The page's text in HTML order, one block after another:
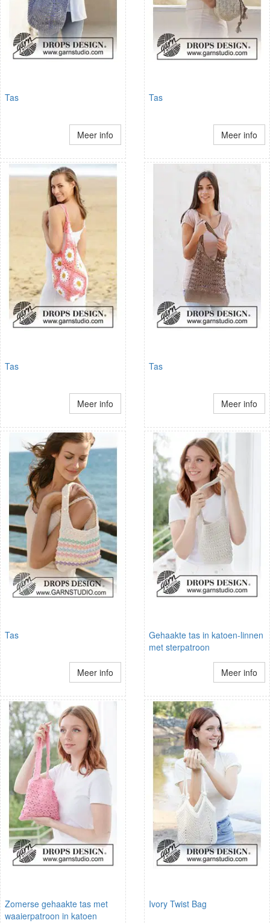
Tas
Meer info
Tas
Meer info
Tas
Meer info
Tas
Meer info
Tas
Meer info
Gehaakte tas in katoen-linnen
met sterpatroon
Meer info
Zomerse gehaakte tas met
waaierpatroon in katoen
Ivory Twist Bag